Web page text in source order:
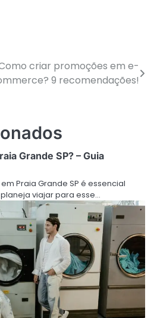
criar promoções em e-
9 recomendações!
Grande SP? – Guia
Praia Grande SP é essencial
viajar para esse…